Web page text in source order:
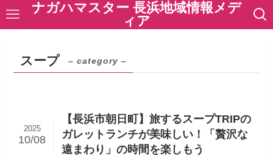
ナガハマスター 長浜地域情報メデ
ィア
スープ – category –
【長浜市朝日町】旅するスープTRIPの
ガレットランチが美味しい！「贅沢な
遠まわり」の時間を楽しもう
2025
10/08